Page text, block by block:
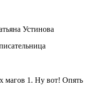
Устинова
магов 1. Ну вот! Опять